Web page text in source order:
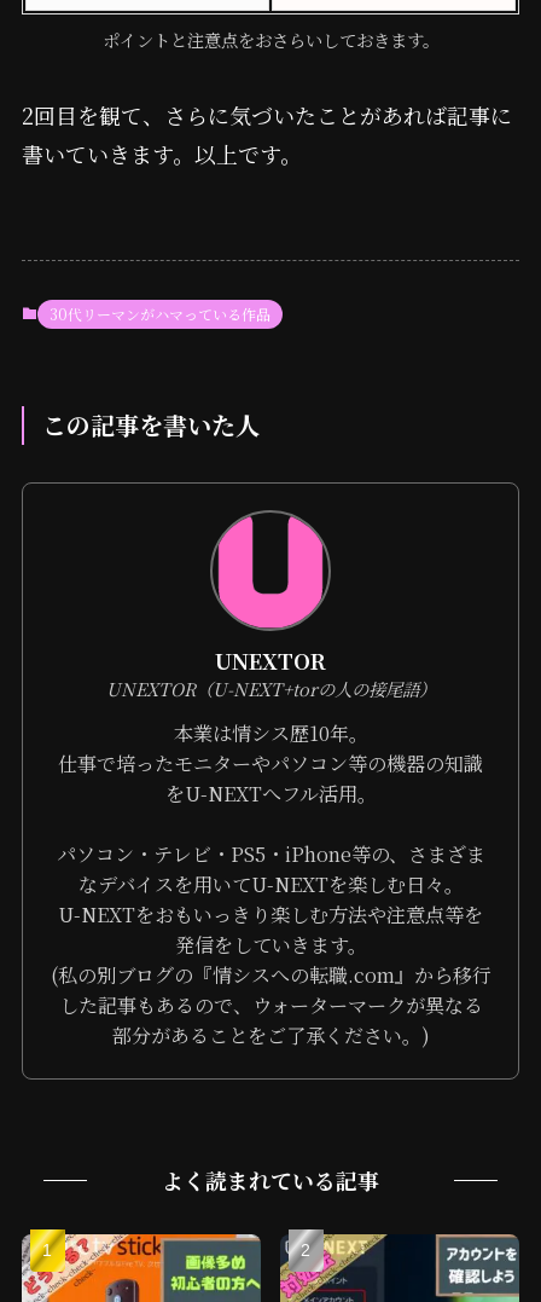
ポイントと注意点をおさらいしておきます。
2回目を観て、さらに気づいたことがあれば記事に
書いていきます。以上です。
30代リーマンがハマっている作品
この記事を書いた人
UNEXTOR
UNEXTOR（U-NEXT+torの人の接尾語）
本業は情シス歴10年。
仕事で培ったモニターやパソコン等の機器の知識
をU-NEXTへフル活用。
パソコン・テレビ・PS5・iPhone等の、さまざま
なデバイスを用いてU-NEXTを楽しむ日々。
U-NEXTをおもいっきり楽しむ方法や注意点等を
発信をしていきます。
(私の別ブログの『情シスへの転職.com』から移行
した記事もあるので、ウォーターマークが異なる
部分があることをご了承ください。)
よく読まれている記事